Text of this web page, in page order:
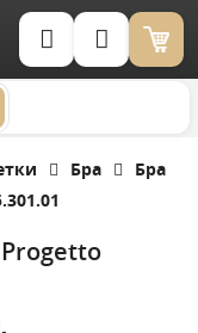
Корзина (0)
Бра
Бра